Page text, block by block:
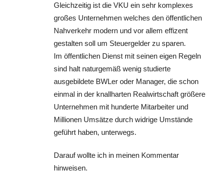
Gleichzeitig ist die VKU ein sehr komplexes
großes Unternehmen welches den öffentlichen
Nahverkehr modern und vor allem effizent
gestalten soll um Steuergelder zu sparen.
Im öffentlichen Dienst mit seinen eigen Regeln
sind halt naturgemäß wenig studierte
ausgebildete BWLer oder Manager, die schon
einmal in der knallharten Realwirtschaft größere
Unternehmen mit hunderte Mitarbeiter und
Millionen Umsätze durch widrige Umstände
geführt haben, unterwegs.
Darauf wollte ich in meinen Kommentar
hinweisen.